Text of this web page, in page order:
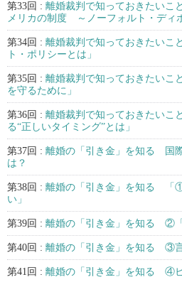
第33回 : 離婚裁判で知っておきたい
メリカの制度 ～ノーフォルト・ディ
第34回 : 離婚裁判で知っておきたい
ト・ポリシーとは」
第35回 : 離婚裁判で知っておきたい
を守るために」
第36回 : 離婚裁判で知っておきたい
る“正しいタイミング”とは」
第37回 : 離婚の「引き金」を知る 国
は？
第38回 : 離婚の「引き金」を知る 「
い」
第39回 : 離婚の「引き金」を知る ②「
第40回 : 離婚の「引き金」を知る ③
第41回 : 離婚の「引き金」を知る ④